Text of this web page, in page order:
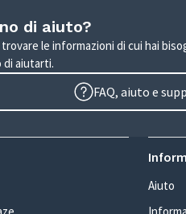
di aiuto?
le informazioni di cui hai
di aiutarti.
FAQ, aiuto e
Aiuto